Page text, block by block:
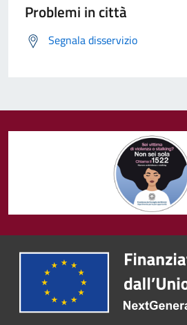
Problemi in città
Segnala disservizio